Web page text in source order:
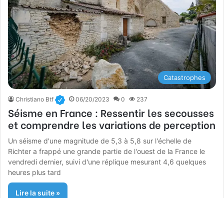
Catastrophes
Christiano Btf 06/20/2023 0 237
Séisme en France : Ressentir les secousses
et comprendre les variations de perception
Un séisme d'une magnitude de 5,3 à 5,8 sur l'échelle de
Richter a frappé une grande partie de l'ouest de la France le
vendredi dernier, suivi d'une réplique mesurant 4,6 quelques
heures plus tard
Lire la suite »